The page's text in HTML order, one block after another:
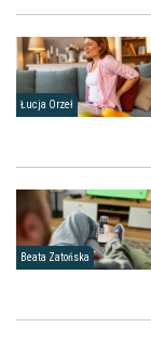
Łucja Orzeł
Beata Zatońska